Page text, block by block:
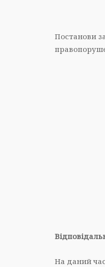
Постанови
На даний